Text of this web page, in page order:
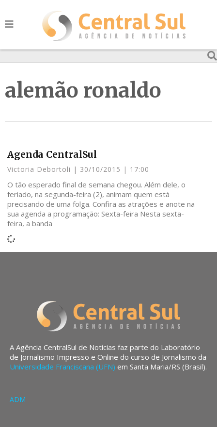
alemão ronaldo
Agenda CentralSul
Victoria Debortoli 30/10/2015 17:00
O tão esperado final de semana chegou. Além dele, o
feriado, na segunda-feira (2), animam quem está
precisando de uma folga. Confira as atrações e anote na
sua agenda a programação: Sexta-feira Nesta sexta-
feira, a banda
A Agência CentralSul de Notícias faz parte do Laboratório
de Jornalismo Impresso e Online do curso de Jornalismo da
Universidade Franciscana (UFN) em Santa Maria/RS (Brasil).
ADM